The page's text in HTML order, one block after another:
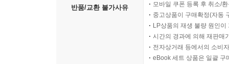
반품/교환 불가사유
모바일 쿠폰 등록 후 취소/
중고상품이 구매확정(자동
LP상품의 재생 불량 원인
시간의 경과에 의해 재판매
전자상거래 등에서의 소비
eBook 세트 상품은 일괄 구